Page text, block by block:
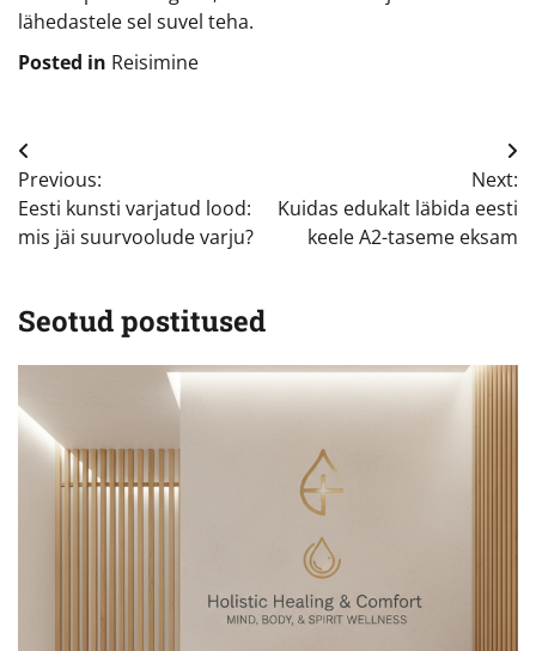
lähedastele sel suvel teha.
Posted in Reisimine
Navigeerimine
Previous:
Eesti kunsti varjatud lood:
mis jäi suurvoolude varju?
Next:
Kuidas edukalt läbida eesti
keele A2-taseme eksam
Seotud postitused